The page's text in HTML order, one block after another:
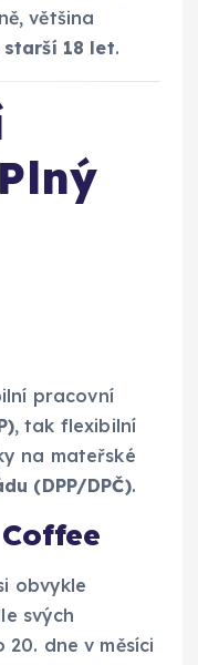
většina
starší 18 let.
pracovní
, tak flexibilní
na mateřské
(DPP/DPČ).
obvykle
svých
dne v měsíci